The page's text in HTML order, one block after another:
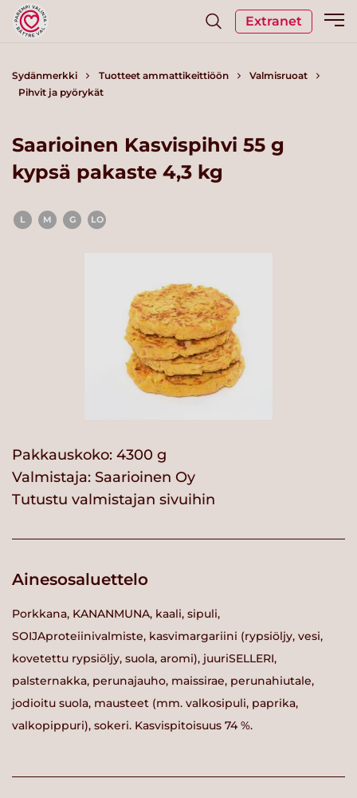
Extranet
Sydänmerkki Tuotteet ammattikeittiöön
Valmisruoat
Pihvit ja pyörykät
Saarioinen Kasvispihvi 55 g
kypsä pakaste 4,3 kg
L M G LO
Pakkauskoko: 4300 g
Valmistaja: Saarioinen Oy
Tutustu valmistajan sivuihin
Ainesosaluettelo
Porkkana, KANANMUNA, kaali, sipuli,
SOIJAproteiinivalmiste, kasvimargariini (rypsiöljy, vesi,
kovetettu rypsiöljy, suola, aromi), juuriSELLERI,
palsternakka, perunajauho, maissirae, perunahiutale,
jodioitu suola, mausteet (mm. valkosipuli, paprika,
valkopippuri), sokeri. Kasvispitoisuus 74 %.